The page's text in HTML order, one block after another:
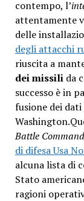
contempo, l’
attentamente
delle
degli attacchi
riuscita a
dei missilida
successo è in
fusione dei
Battle
di difesa Usa
alcuna lista di
Stato
ragioni